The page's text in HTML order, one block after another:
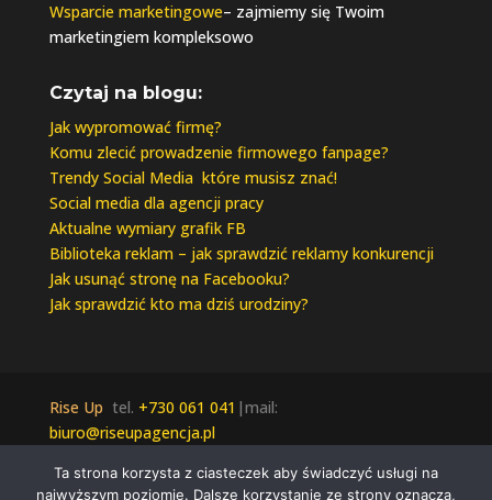
Wsparcie marketingowe– zajmiemy się Twoim
marketingiem kompleksowo
Czytaj na blogu:
Jak wypromować firmę?
Komu zlecić prowadzenie firmowego fanpage?
Trendy Social Media które musisz znać!
Social media dla agencji pracy
Aktualne wymiary grafik FB
Biblioteka reklam – jak sprawdzić reklamy konkurencji
Jak usunąć stronę na Facebooku?
Jak sprawdzić kto ma dziś urodziny?
Rise Up tel. +730 061 041 |mail:
biuro@riseupagencja.pl
Wszelkie prawa zastrzeżone © 2021 Rise Up |
Polityka Prywatności
Ta strona korzysta z ciasteczek aby świadczyć usługi na
najwyższym poziomie. Dalsze korzystanie ze strony oznacza,